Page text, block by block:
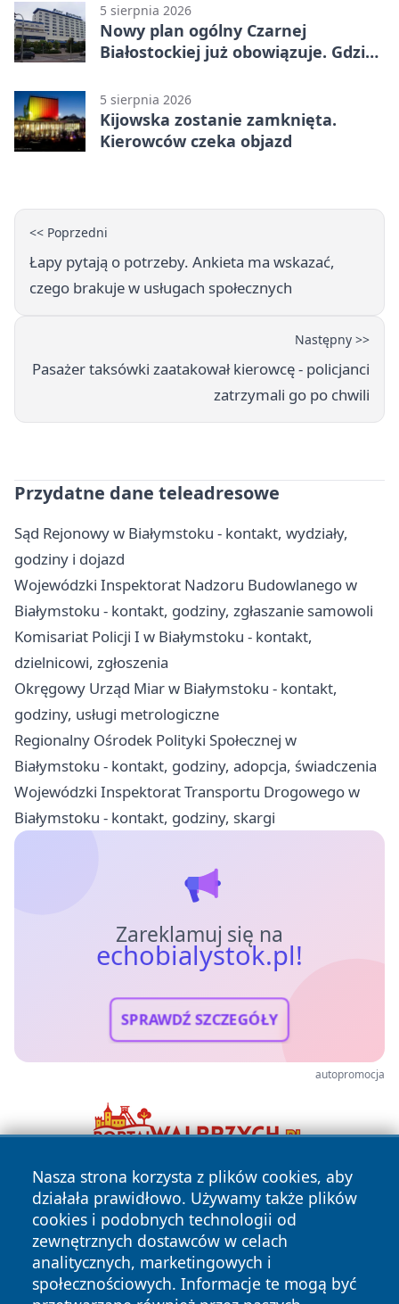
5 sierpnia 2026
Nowy plan ogólny Czarnej
Białostockiej już obowiązuje. Gdzie
5 sierpnia 2026
Kijowska zostanie zamknięta.
Kierowców czeka objazd
<< Poprzedni
Łapy pytają o potrzeby. Ankieta ma wskazać,
czego brakuje w usługach społecznych
Następny >>
Pasażer taksówki zaatakował kierowcę - policjanci
zatrzymali go po chwili
Przydatne dane teleadresowe
Sąd Rejonowy w Białymstoku - kontakt, wydziały,
godziny i dojazd
Wojewódzki Inspektorat Nadzoru Budowlanego w
Białymstoku - kontakt, godziny, zgłaszanie samowoli
Komisariat Policji I w Białymstoku - kontakt,
dzielnicowi, zgłoszenia
Okręgowy Urząd Miar w Białymstoku - kontakt,
godziny, usługi metrologiczne
Regionalny Ośrodek Polityki Społecznej w
Białymstoku - kontakt, godziny, adopcja, świadczenia
Wojewódzki Inspektorat Transportu Drogowego w
Białymstoku - kontakt, godziny, skargi
Zareklamuj się na
echobialystok.pl!
SPRAWDŹ SZCZEGÓŁY
autopromocja
Nasza strona korzysta z plików cookies, aby
działała prawidłowo. Używamy także plików
cookies i podobnych technologii od
zewnętrznych dostawców w celach
analitycznych, marketingowych i
społecznościowych. Informacje te mogą być
Copyright © 2026 echobialystok.pl Wszystkie prawa